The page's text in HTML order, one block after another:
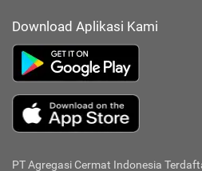
Download Aplikasi Kami
PT Agregasi Cermat Indonesia